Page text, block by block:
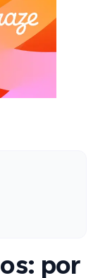
por